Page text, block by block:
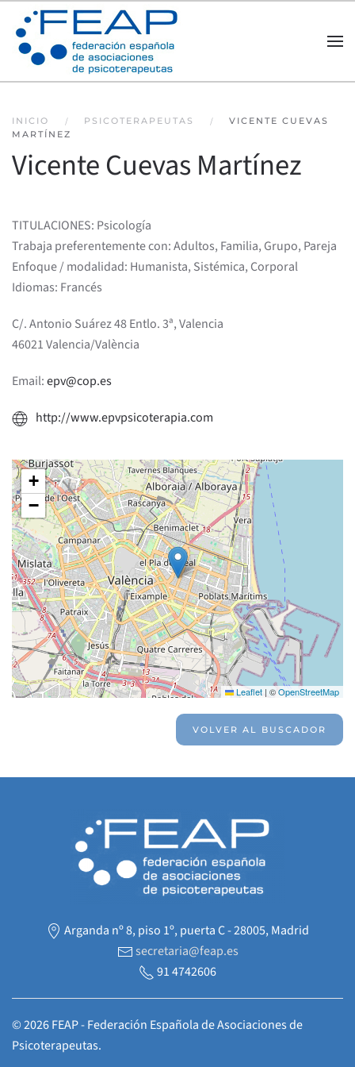
Skip to main content
INICIO PSICOTERAPEUTAS
VICENTE CUEVAS
MARTÍNEZ
Vicente Cuevas Martínez
TITULACIONES: Psicología
Trabaja preferentemente con: Adultos, Familia, Grupo, Pareja
Enfoque / modalidad: Humanista, Sistémica, Corporal
Idiomas: Francés
C/. Antonio Suárez 48 Entlo. 3ª, Valencia
46021 Valencia/València
Email:epv@cop.es
http://www.epvpsicoterapia.com
+
−
Leaflet | ©OpenStreetMap
VOLVER AL BUSCADOR
Arganda nº 8, piso 1º, puerta C - 28005, Madrid
secretaria@feap.es
91 4742606
©2026FEAP - Federación Española de Asociaciones de
Psicoterapeutas.